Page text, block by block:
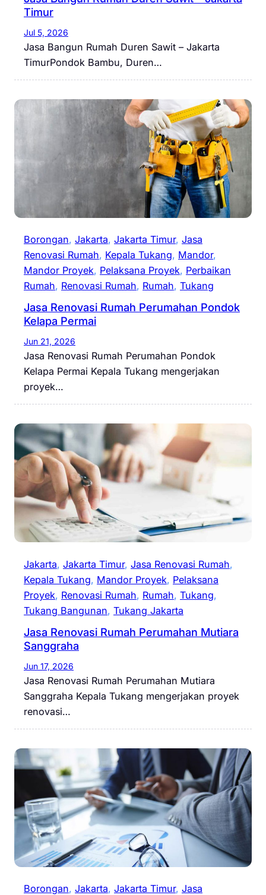
Timur
Jul 5, 2026
Jasa Bangun Rumah Duren Sawit – Jakarta
TimurPondok Bambu, Duren…
Borongan, Jakarta, Jakarta Timur, Jasa
Renovasi Rumah, Kepala Tukang, Mandor
Mandor Proyek, Pelaksana Proyek, Perbaikan
Rumah, Renovasi Rumah, Rumah, Tukang
Jasa Renovasi Rumah Perumahan Pondok
Kelapa Permai
Jun 21, 2026
Jasa Renovasi Rumah Perumahan Pondok
Kelapa Permai Kepala Tukang mengerjakan
proyek…
Jakarta, Jakarta Timur, Jasa Renovasi Rumah
Kepala Tukang, Mandor Proyek, Pelaksana
Proyek, Renovasi Rumah, Rumah, Tukang
Tukang Bangunan, Tukang Jakarta
Jasa Renovasi Rumah Perumahan Mutiara
Sanggraha
Jun 17, 2026
Jasa Renovasi Rumah Perumahan Mutiara
Sanggraha Kepala Tukang mengerjakan proyek
renovasi…
Borongan, Jakarta, Jakarta Timur, Jasa